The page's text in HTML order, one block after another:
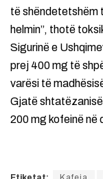
të shëndetetshëm
helmin”, thotë
Sigurinë e
prej 400 mg të
varësi të
Gjatë
200 mg kofeinë në